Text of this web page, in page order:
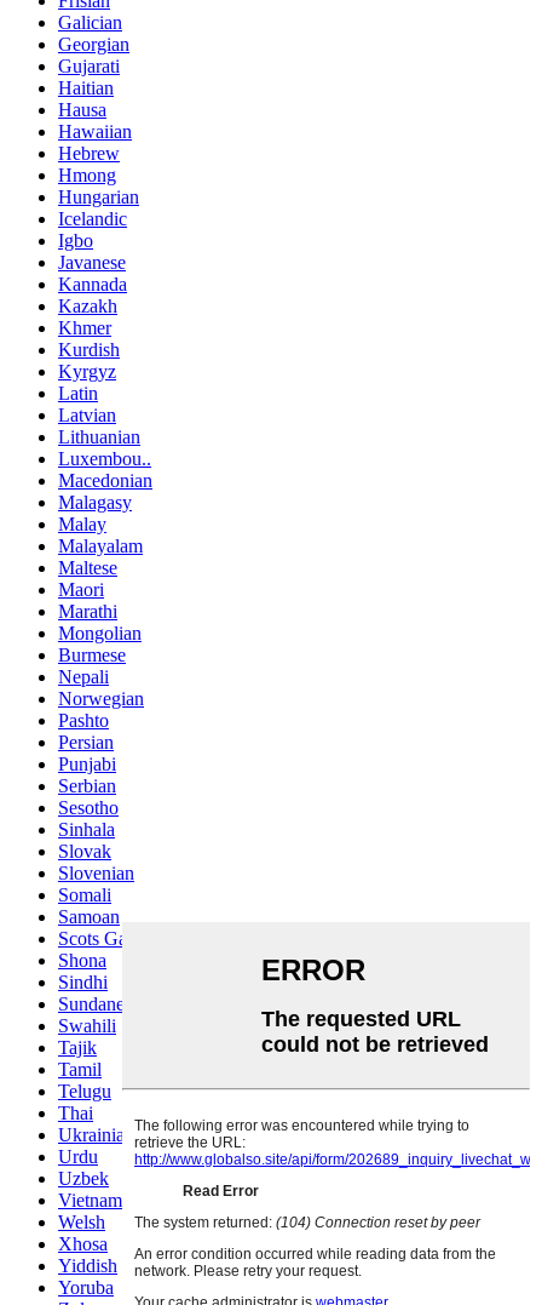
Galician
Georgian
Gujarati
Haitian
Hausa
Hawaiian
Hebrew
Hmong
Hungarian
Icelandic
Igbo
Javanese
Kannada
Kazakh
Khmer
Kurdish
Kyrgyz
Latin
Latvian
Lithuanian
Luxembou..
Macedonian
Malagasy
Malay
Malayalam
Maltese
Maori
Marathi
Mongolian
Burmese
Nepali
Norwegian
Pashto
Persian
Punjabi
Serbian
Sesotho
Sinhala
Slovak
Slovenian
Somali
Samoan
Scots Gaelic
Shona
Sindhi
Sundanese
Swahili
Tajik
Tamil
Telugu
Thai
Ukrainian
Urdu
Uzbek
Vietnamese
Welsh
Xhosa
Yiddish
Yoruba